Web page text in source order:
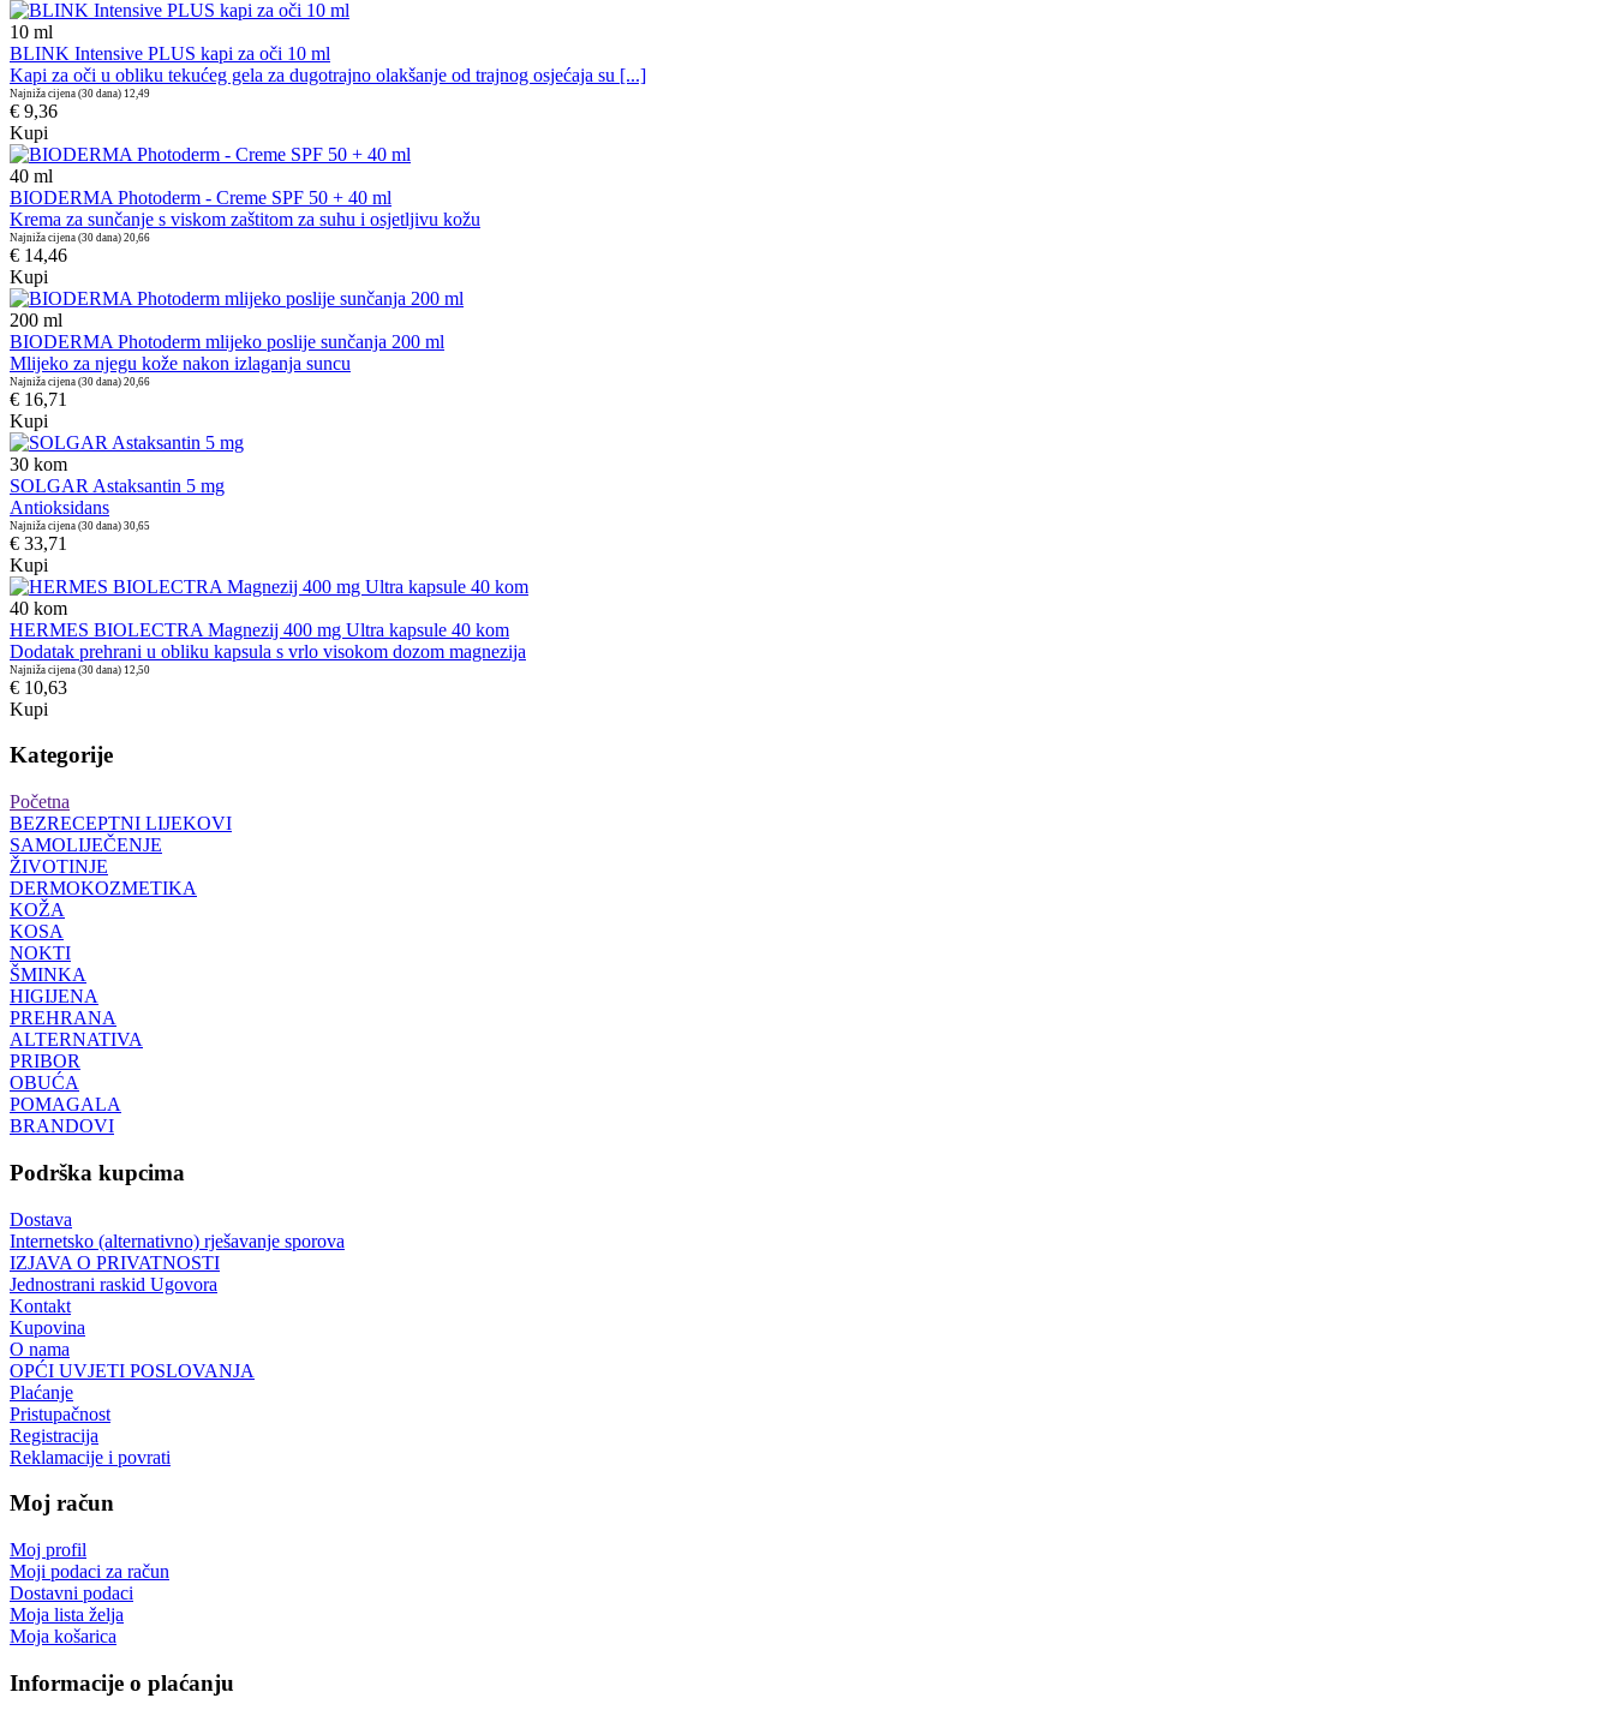
10 ml
BLINK Intensive PLUS kapi za oči 10 ml
Kapi za oči u obliku tekućeg gela za dugotrajno olakšanje od trajnog osjećaja su [...]
Najniža cijena (30 dana) 12,49
€ 9,36
Kupi
40 ml
BIODERMA Photoderm - Creme SPF 50 + 40 ml
Krema za sunčanje s viskom zaštitom za suhu i osjetljivu kožu
Najniža cijena (30 dana) 20,66
€ 14,46
Kupi
200 ml
BIODERMA Photoderm mlijeko poslije sunčanja 200 ml
Mlijeko za njegu kože nakon izlaganja suncu
Najniža cijena (30 dana) 20,66
€ 16,71
Kupi
30 kom
SOLGAR Astaksantin 5 mg
Antioksidans
Najniža cijena (30 dana) 30,65
€ 33,71
Kupi
40 kom
HERMES BIOLECTRA Magnezij 400 mg Ultra kapsule 40 kom
Dodatak prehrani u obliku kapsula s vrlo visokom dozom magnezija
Najniža cijena (30 dana) 12,50
€ 10,63
Kupi
Kategorije
Početna
BEZRECEPTNI LIJEKOVI
SAMOLIJEČENJE
ŽIVOTINJE
DERMOKOZMETIKA
KOŽA
KOSA
NOKTI
ŠMINKA
HIGIJENA
PREHRANA
ALTERNATIVA
PRIBOR
OBUĆA
POMAGALA
BRANDOVI
Podrška kupcima
Dostava
Internetsko (alternativno) rješavanje sporova
IZJAVA O PRIVATNOSTI
Jednostrani raskid Ugovora
Kontakt
Kupovina
O nama
OPĆI UVJETI POSLOVANJA
Plaćanje
Pristupačnost
Registracija
Reklamacije i povrati
Moj račun
Moj profil
Moji podaci za račun
Dostavni podaci
Moja lista želja
Moja košarica
Informacije o plaćanju